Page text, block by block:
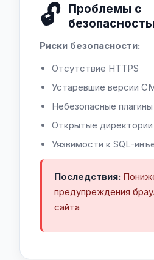
🔓 Проблемы с
Риски безопасности:
Отсутствие HTTPS
Устаревшие версии
Небезопасные плагины
Открытые директории
Уязвимости к SQL-
Последствия:
предупреждения
сайта